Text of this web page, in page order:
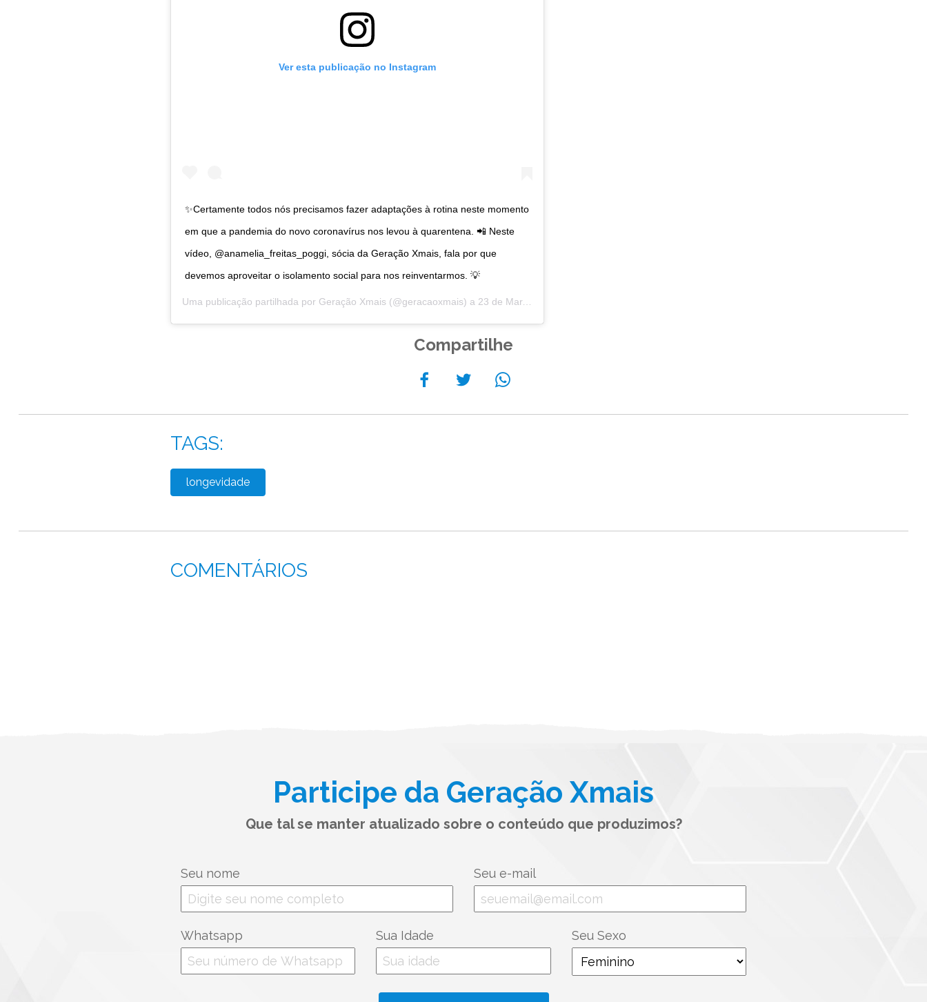
Ver esta publicação no Instagram
✨Certamente todos nós precisamos fazer adaptações à rotina neste momento
em que a pandemia do novo coronavírus nos levou à quarentena. 📲 Neste
vídeo, @anamelia_freitas_poggi, sócia da Geração Xmais, fala por que
devemos aproveitar o isolamento social para nos reinventarmos. 💡
Uma publicação partilhada por Geração Xmais (@geracaoxmais) a 23 de Mar, 2020 às 6:49 PDT
Compartilhe
TAGS:
longevidade
COMENTÁRIOS
Participe da Geração Xmais
Que tal se manter atualizado sobre o conteúdo que produzimos?
Seu nome Seu e-mail
Whatsapp Sua Idade Seu Sexo